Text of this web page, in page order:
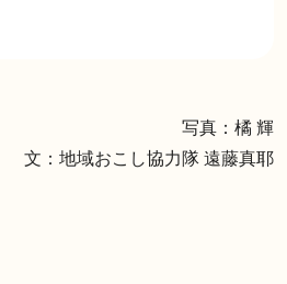
写真：橘 輝
文：地域おこし協力隊 遠藤真耶